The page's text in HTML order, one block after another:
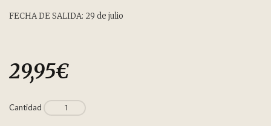
FECHA DE SALIDA: 29 de julio
29,95€
Cantidad